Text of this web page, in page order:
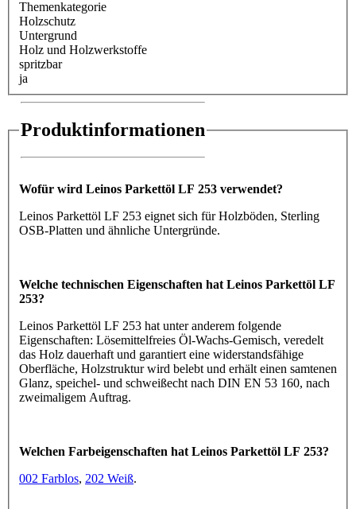
Themenkategorie
Holzschutz
Untergrund
Holz und Holzwerkstoffe
spritzbar
ja
Produktinformationen
Wofür wird Leinos Parkettöl LF 253 verwendet?
Leinos Parkettöl LF 253 eignet sich für Holzböden, Sterling
OSB-Platten und ähnliche Untergründe.
Welche technischen Eigenschaften hat Leinos Parkettöl LF
253?
Leinos Parkettöl LF 253 hat unter anderem folgende
Eigenschaften: Lösemittelfreies Öl-Wachs-Gemisch, veredelt
das Holz dauerhaft und garantiert eine widerstandsfähige
Oberfläche, Holzstruktur wird belebt und erhält einen samtenen
Glanz, speichel- und schweißecht nach DIN EN 53 160, nach
zweimaligem Auftrag.
Welchen Farbeigenschaften hat Leinos Parkettöl LF 253?
002 Farblos, 202 Weiß.